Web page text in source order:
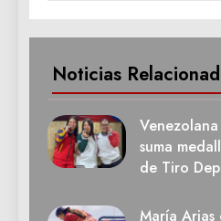
Noticias
suma
de Tiro
María Arias